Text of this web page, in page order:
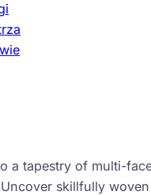
a tapestry of multi-
skillfully